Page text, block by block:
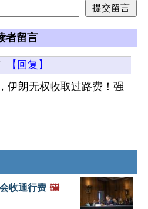
者留言
【回复】
伊朗无权收取过路费！强
收通行费 🖼️